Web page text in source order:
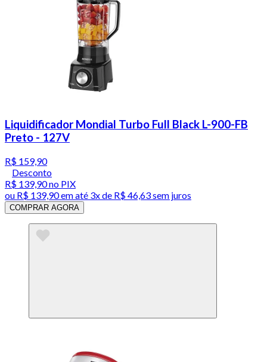
Liquidificador Mondial Turbo Full Black L-900-FB
Preto - 127V
R$ 159,90
Desconto
R$ 139,90no PIX
ou R$ 139,90em até 3x de R$ 46,63 sem juros
COMPRAR AGORA